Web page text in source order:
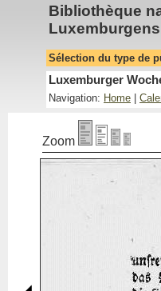
Bibliothèque
Sélection du type de
Luxemburger
Navigation: Home
Zoom